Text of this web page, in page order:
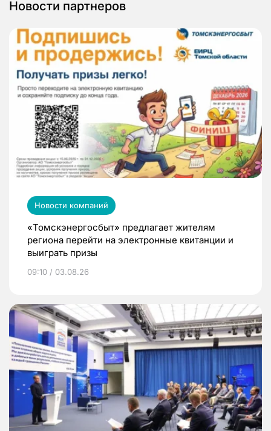
Новости партнеров
Новости компаний
«Томскэнергосбыт» предлагает жителям
региона перейти на электронные квитанции и
выиграть призы
09:10 / 03.08.26